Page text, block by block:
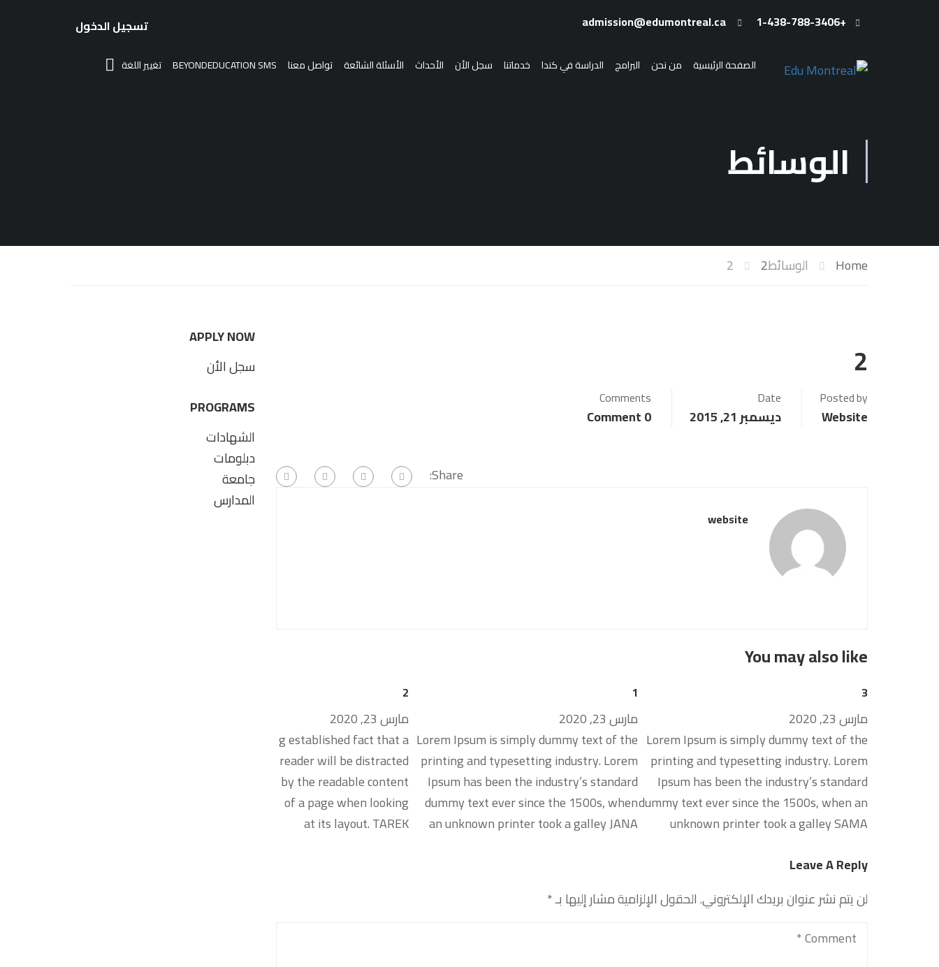
+1-438-788-3406 تسجيل الدخول
الصفحة الرئيسية من نحن البرامج الدراسة في كندا خدماتنا سجل الأن الأحداث الأسئلة الشائعة تواصل معنا BEYONDEDUCATION SMS تغيير اللغة
الوسائط
Home الوسائط2
2
2
Posted by
Website
Date
ديسمبر 21, 2015
Comments
0 Comment
Share:
website
You may also like
3
مارس 23, 2020
Lorem Ipsum is simply dummy text of the
printing and typesetting industry. Lorem
Ipsum has been the industry’s standard
dummy text ever since the 1500s, when an
unknown printer took a galley SAMA
1
مارس 23, 2020
Lorem Ipsum is simply dummy text of the
printing and typesetting industry. Lorem
Ipsum has been the industry’s standard
dummy text ever since the 1500s, when
an unknown printer took a galley JANA
2
مارس 23, 2020
g established fact that a
reader will be distracted
by the readable content
of a page when looking
at its layout. TAREK
Leave A Reply
لن يتم نشر عنوان بريدك الإلكتروني.الحقول الإلزامية مشار إليها بـ*
APPLY NOW
سجل الأن
PROGRAMS
الشهادات
دبلومات
جامعة
المدارس